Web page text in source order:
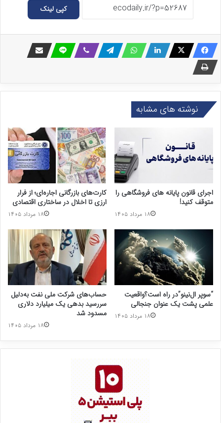
کپی لینک
نوشته های مشابه
کارت‌های بازرگانی اجاره‌ای؛ از فرار
ارزی تا اخلال در ساختاری اقتصادی
۱۸ مرداد ۱۴۰۵
اجرای قانون پایانه های فروشگاهی را
متوقف کنید!
۱۸ مرداد ۱۴۰۵
حساب‌های شرکت ملی نفت به‌دلیل
سررسید بدهی یک میلیارد دلاری
مسدود شد
۱۸ مرداد ۱۴۰۵
“سوپر ال‌نینو”در راه است؟واقعیت
علمی پشت یک عنوان جنجالی
۱۸ مرداد ۱۴۰۵